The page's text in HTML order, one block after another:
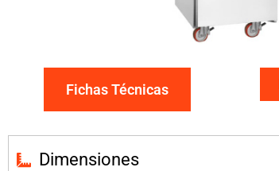
Fichas Técnicas
Dimensiones